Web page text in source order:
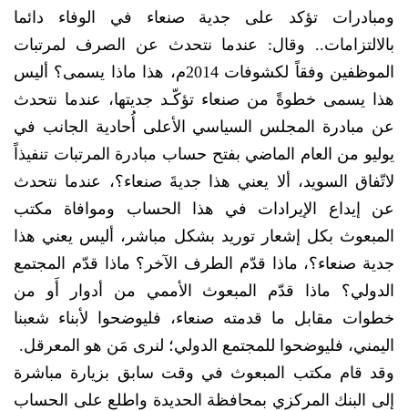
ومبادرات تؤكد على جدية صنعاء في الوفاء دائما
بالالتزامات.. وقال: عندما نتحدث عن الصرف لمرتبات
الموظفين وفقاً لكشوفات 2014م، هذا ماذا يسمى؟ أليس
هذا يسمى خطوةً من صنعاء تؤكّـد جديتها، عندما نتحدث
عن مبادرة المجلس السياسي الأعلى أُحادية الجانب في
يوليو من العام الماضي بفتح حساب مبادرة المرتبات تنفيذاً
لاتّفاق السويد، ألا يعني هذا جديةَ صنعاء؟، عندما نتحدث
عن إيداع الإيرادات في هذا الحساب وموافاة مكتب
المبعوث بكل إشعار توريد بشكل مباشر، أليس يعني هذا
جدية صنعاء؟، ماذا قدّم الطرف الآخر؟ ماذا قدّم المجتمع
الدولي؟ ماذا قدّم المبعوث الأممي من أدوار أَو من
خطوات مقابل ما قدمته صنعاء، فليوضحوا لأبناء شعبنا
اليمني، فليوضحوا للمجتمع الدولي؛ لنرى مَن هو المعرقل.
وقد قام مكتب المبعوث في وقت سابق بزيارة مباشرة
إلى البنك المركزي بمحافظة الحديدة واطلع على الحساب